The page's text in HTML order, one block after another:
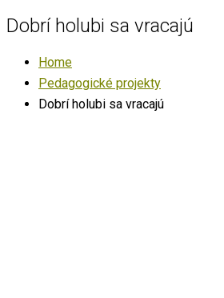
Dobrí holubi sa vracajú
Home
Pedagogické projekty
Dobrí holubi sa vracajú